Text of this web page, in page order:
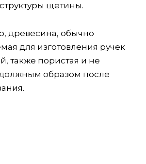
щетины.
древесина, обычно
для изготовления ручек
также пористая и не
образом после